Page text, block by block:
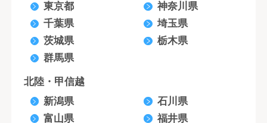
東京都
神奈川県
千葉県
埼玉県
茨城県
栃木県
群馬県
北陸・甲信越
新潟県
石川県
富山県
福井県